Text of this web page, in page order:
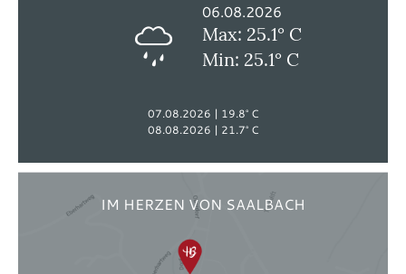
06.08.2026
Max: 25.1° C
Min: 25.1° C
07.08.2026
19.8° C
08.08.2026
21.7° C
IM HERZEN VON SAALBACH